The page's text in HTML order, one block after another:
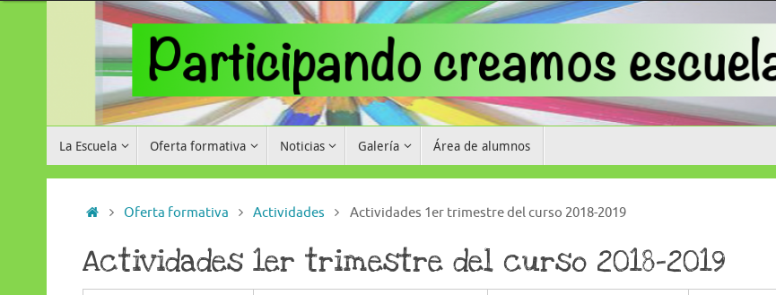
La Escuela Oferta formativa Noticias Galería Área de alumnos
InicioOferta formativa Actividades Actividades 1er trimestre del curso 2018-2019
Actividades 1er trimestre del curso 2018-2019